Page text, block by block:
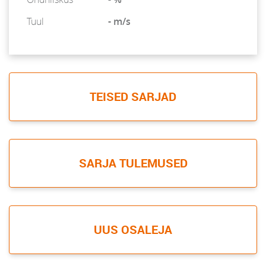
Tuul
- m/s
TEISED SARJAD
SARJA TULEMUSED
UUS OSALEJA